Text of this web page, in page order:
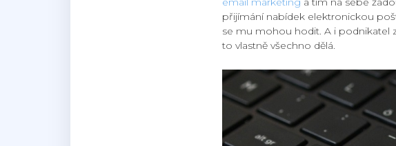
přijímání nabídek elektronickou
se mu mohou hodit. A i podnikatel
to vlastně všechno dělá.